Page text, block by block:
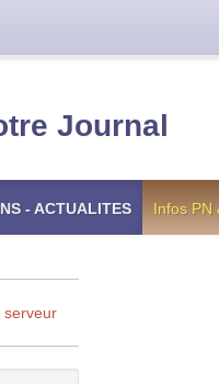
Journal
- ACTUALITES Infos PN
serveur
représente